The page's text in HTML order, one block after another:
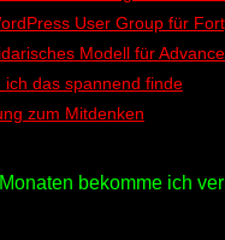
User Group für
Modell für
ich das spannend finde
zum Mitdenken
bekomme ich